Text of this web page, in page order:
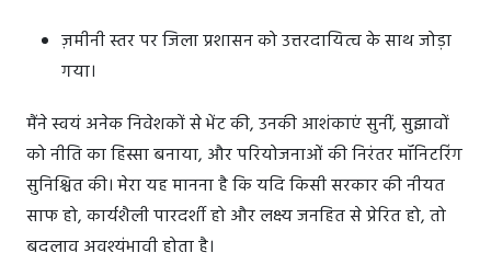
ज़मीनी स्तर पर जिला प्रशासन को उत्तरदायित्व के साथ जोड़ा
गया।
मैंने स्वयं अनेक निवेशकों से भेंट की, उनकी आशंकाएं सुनीं, सुझावों
को नीति का हिस्सा बनाया, और परियोजनाओं की निरंतर मॉनिटरिंग
सुनिश्चित की। मेरा यह मानना है कि यदि किसी सरकार की नीयत
साफ हो, कार्यशैली पारदर्शी हो और लक्ष्य जनहित से प्रेरित हो, तो
बदलाव अवश्यंभावी होता है।